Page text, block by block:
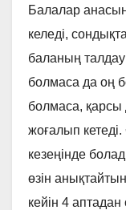
Балалар
келеді,
баланың талдау
болмаса да оң
болмаса, қарсы
жоғалып
кезеңінде
өзін
кейін 4